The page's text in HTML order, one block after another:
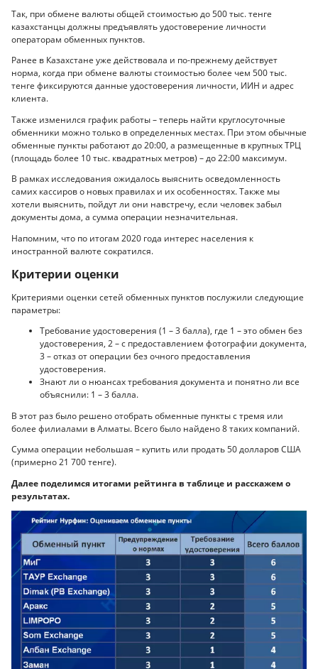
Так, при обмене валюты общей стоимостью до 500 тыс. тенге
казахстанцы должны предъявлять удостоверение личности
операторам обменных пунктов.
Ранее в Казахстане уже действовала и по-прежнему действует
норма, когда при обмене валюты стоимостью более чем 500 тыс.
тенге фиксируются данные удостоверения личности, ИИН и адрес
клиента.
Также изменился график работы – теперь найти круглосуточные
обменники можно только в определенных местах. При этом обычные
обменные пункты работают до 20:00, а размещенные в крупных ТРЦ
(площадь более 10 тыс. квадратных метров) – до 22:00 максимум.
В рамках исследования ожидалось выяснить осведомленность
самих кассиров о новых правилах и их особенностях. Также мы
хотели выяснить, пойдут ли они навстречу, если человек забыл
документы дома, а сумма операции незначительная.
Напомним, что по итогам 2020 года интерес населения к
иностранной валюте сократился.
Критерии оценки
Критериями оценки сетей обменных пунктов послужили следующие
параметры:
Требование удостоверения (1 – 3 балла), где 1 – это обмен без
удостоверения, 2 – с предоставлением фотографии документа,
3 – отказ от операции без очного предоставления
удостоверения.
Знают ли о нюансах требования документа и понятно ли все
объяснили: 1 – 3 балла.
В этот раз было решено отобрать обменные пункты с тремя или
более филиалами в Алматы. Всего было найдено 8 таких компаний.
Сумма операции небольшая – купить или продать 50 долларов США
(примерно 21 700 тенге).
Далее поделимся итогами рейтинга в таблице и расскажем о
результатах.